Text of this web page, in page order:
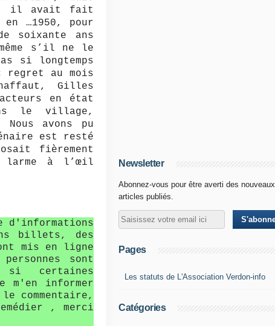
il avait fait
…1950, pour
soixante ans
s’il ne le
si longtemps
au mois
Gilles
en état
le village,
Nous avons pu
est resté
fièrement
larme à l’œil
d'informations
billets, des
mis en ligne
sont
si certaines
m'en informer
commentaire,
, merci
Newsletter
Abonnez-vous pour être averti des nouveaux
articles publiés.
Pages
Les statuts de L'Association Verdon-info
Catégories